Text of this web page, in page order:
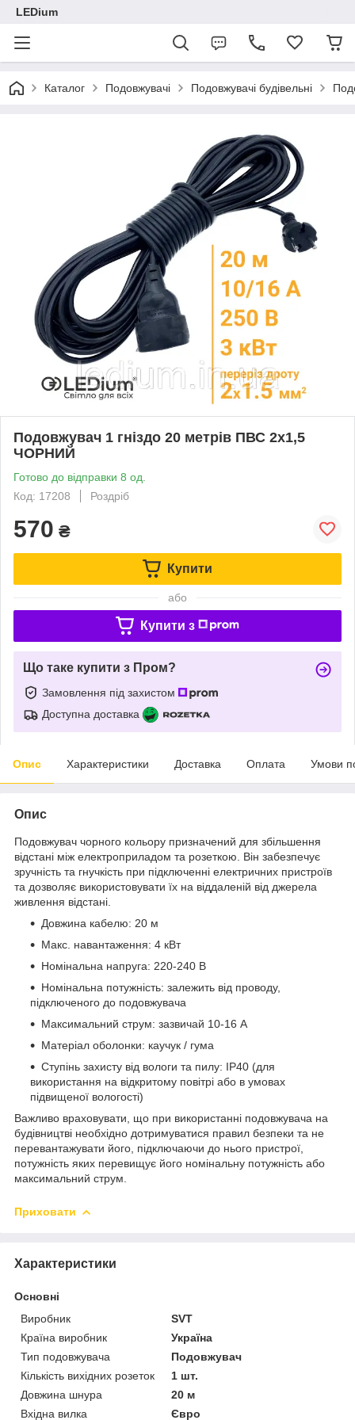
LEDium
Каталог Подовжувачі Подовжувачі будівельні
Подовжувач 1 гніздо 20 метрів ПВС 2х1,5
ЧОРНИЙ
Готово до відправки 8 од.
Код: 17208
Роздріб
570 ₴
Купити
або
Купити з
Що таке купити з Пром?
Замовлення під захистом
Доступна доставка
Опис Характеристики Доставка Оплата Умови
Опис
Подовжувач чорного кольору призначений для збільшення
відстані між електроприладом та розеткою. Він забезпечує
зручність та гнучкість при підключенні електричних пристроїв
та дозволяє використовувати їх на віддаленій від джерела
живлення відстані.
Довжина кабелю: 20 м
Макс. навантаження: 4 кВт
Номінальна напруга: 220-240 В
Номінальна потужність: залежить від проводу,
підключеного до подовжувача
Максимальний струм: зазвичай 10-16 А
Матеріал оболонки: каучук / гума
Ступінь захисту від вологи та пилу: IP40 (для
використання на відкритому повітрі або в умовах
підвищеної вологості)
Важливо враховувати, що при використанні подовжувача на
будівництві необхідно дотримуватися правил безпеки та не
перевантажувати його, підключаючи до нього пристрої,
потужність яких перевищує його номінальну потужність або
максимальний струм.
Приховати
Характеристики
Основні
Виробник
SVT
Країна виробник
Україна
Тип подовжувача
Подовжувач
Кількість вихідних розеток
1 шт.
Довжина шнура
20 м
Вхідна вилка
Євро